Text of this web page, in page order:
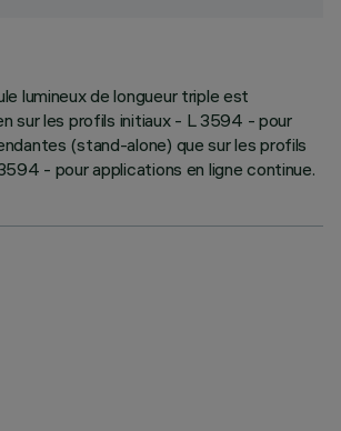
lumineux de longueur triple est
sur les profils initiaux - L 3594 - pour
(stand-alone) que sur les profils
- pour applications en ligne continue.